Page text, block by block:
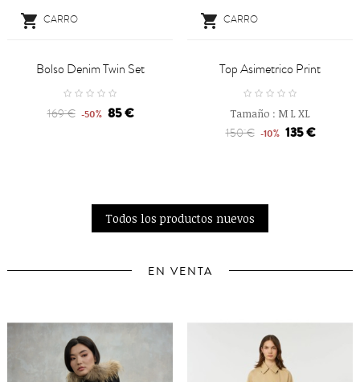
 CARRO
Bolso Denim Twin Set
169 € -50% 85 €
 CARRO
Top Asimetrico Print
Tamaño : M LXL
150 € -10% 135 €
Todos los productos nuevos
EN VENTA